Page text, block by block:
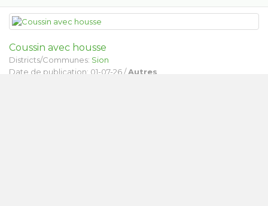
Coussin avec housse
Districts/Communes: Sion
Date de publication: 01-07-26 /Autres